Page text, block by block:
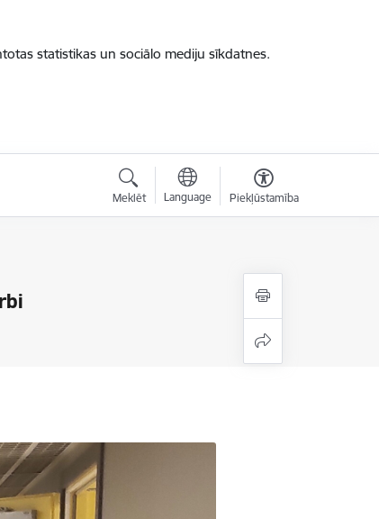
statistikas un sociālo mediju sīkdatnes.
Meklēt Language Piekļūstamība